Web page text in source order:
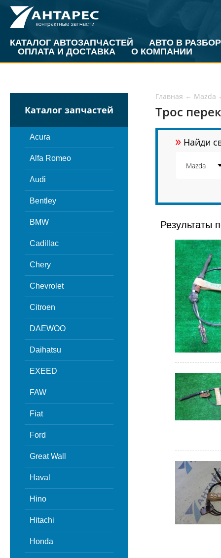
КАТАЛОГ АВТОЗАПЧАСТЕЙ
АВТО В РАЗБОР
ОПЛАТА И ДОСТАВКА
О КОМПАНИИ
Каталог запчастей
Acura
Alfa Romeo
Audi
Bentley
BMW
Cadillac
Chery
Chevrolet
Citroen
DAEWOO
Daihatsu
EXEED
FAW
Fiat
Ford
Great Wall
Haval
Hino
Hitachi
Honda
Главная ← Mazda
Трос
» Найди
Результаты